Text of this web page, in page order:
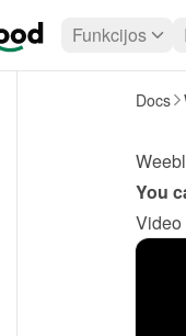
Funkcijos
Docs
You
Video